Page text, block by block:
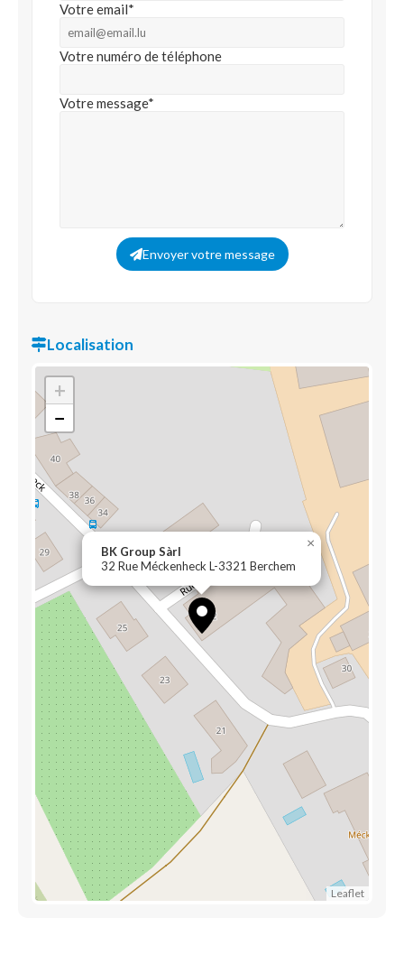
Votre email*
Votre numéro de téléphone
Votre message*
Envoyer votre message
Localisation
BK Group Sàrl
32 Rue Méckenheck L-3321 Berchem
×
+
−
Leaflet